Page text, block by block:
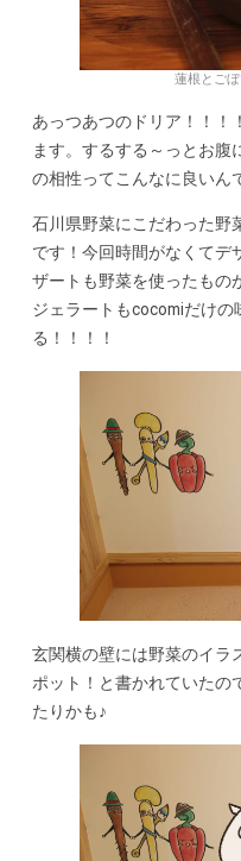
蓮根とご
あっつあつのドリア！！！
ます。するする～っとお腹
の相性ってこんなに良いん
石川県野菜にこだわった野
です！今回時間がなくてデ
ザートも野菜を使ったもの
ジェラートもcocomiだけ
る！！！！
玄関横の壁には野菜のイラ
ポット！と書かれていたの
たりかも♪